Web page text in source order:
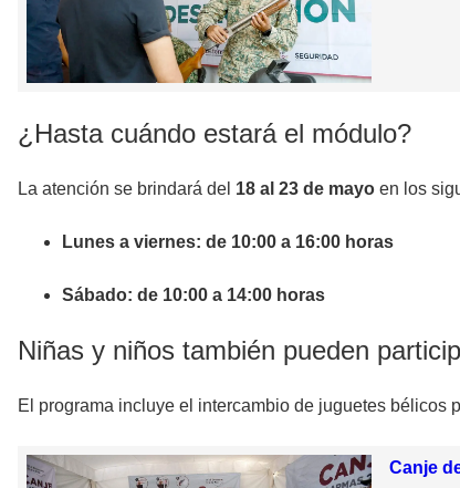
¿Hasta cuándo estará el módulo?
La atención se brindará del 18 al 23 de mayo en los
Lunes a viernes: de 10:00 a 16:00 horas
Sábado: de 10:00 a 14:00 horas
Niñas y niños también pueden
El programa incluye el intercambio de juguetes bélicos
Canje